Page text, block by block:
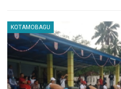
KOTAMOBAGU